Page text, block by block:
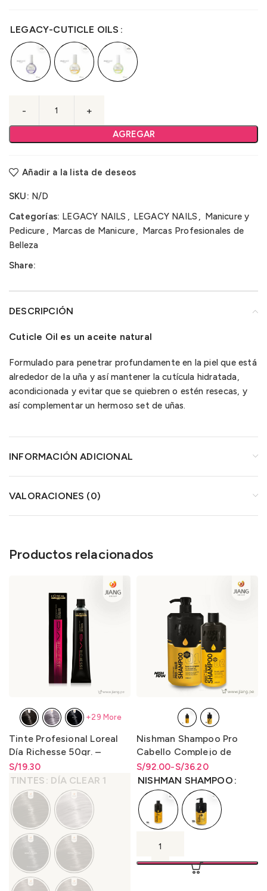
LEGACY-CUTICLE OILS
AGREGAR
Añadir a la lista de deseos
SKU: N/D
Categorías: LEGACY NAILS , LEGACY NAILS , Manicure y
Pedicure , Marcas de Manicure, Marcas Profesionales de
Belleza
Share:
DESCRIPCIÓN
Cuticle Oil es un aceite natural
Formulado para penetrar profundamente en la piel que está
alrededor de la uña y así mantener la cutícula hidratada,
acondicionada y evitar que se quiebren o estén resecas, y
así complementar un hermoso set de uñas.
INFORMACIÓN ADICIONAL
VALORACIONES (0)
Productos relacionados
Tinte Profesional Loreal
Día Richesse 50gr. –
LO3000D1
S/19.30
Rango de precios: desde
S/19.30hasta S/ 19.30
TINTES DÍA CLEAR 1
+29 More
Nishman Shampoo Pro
Cabello Complejo de
Queratina 400ml y
1250ml.
S/36.20
-
S/92.00
Rango de precios: desde
S/36.20 hasta S/92.00
Rango de precios: desde
S/36.20hastaS/92.00
NISHMAN SHAMPOO